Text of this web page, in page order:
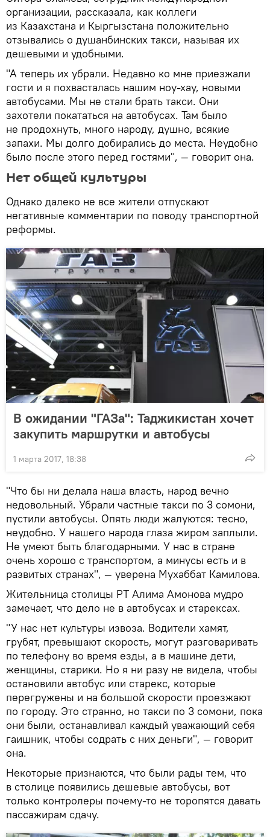
организации, рассказала, как коллеги
из Казахстана и Кыргызстана положительно
отзывались о душанбинских такси, называя их
дешевыми и удобными.
"А теперь их убрали. Недавно ко мне приезжали
гости и я похвасталась нашим ноу-хау, новыми
автобусами. Мы не стали брать такси. Они
захотели покататься на автобусах. Там было
не продохнуть, много народу, душно, всякие
запахи. Мы долго добирались до места. Неудобно
было после этого перед гостями", — говорит она.
Нет общей культуры
Однако далеко не все жители отпускают
негативные комментарии по поводу транспортной
реформы.
В ожидании "ГАЗа": Таджикистан хочет
закупить маршрутки и автобусы
1 марта 2017, 18:38
"Что бы ни делала наша власть, народ вечно
недовольный. Убрали частные такси по 3 сомони,
пустили автобусы. Опять люди жалуются: тесно,
неудобно. У нашего народа глаза жиром заплыли.
Не умеют быть благодарными. У нас в стране
очень хорошо с транспортом, а минусы есть и в
развитых странах", — уверена Мухаббат Камилова.
Жительница столицы РТ Алима Амонова мудро
замечает, что дело не в автобусах и старексах.
"У нас нет культуры извоза. Водители хамят,
грубят, превышают скорость, могут разговаривать
по телефону во время езды, а в машине дети,
женщины, старики. Но я ни разу не видела, чтобы
остановили автобус или старекс, которые
перегружены и на большой скорости проезжают
по городу. Это странно, но такси по 3 сомони, пока
они были, останавливал каждый уважающий себя
гаишник, чтобы содрать с них деньги", — говорит
она.
Некоторые признаются, что были рады тем, что
в столице появились дешевые автобусы, вот
только контролеры почему-то не торопятся давать
пассажирам сдачу.